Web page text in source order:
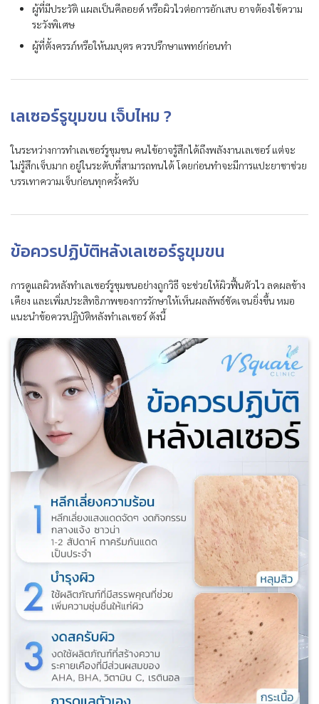
ผู้ที่มีประวัติ แผลเป็นคีลอยด์ หรือผิวไวต่อการอักเสบ อาจต้องใช้ความ
ระวังพิเศษ
ผู้ที่ตั้งครรภ์หรือให้นมบุตร ควรปรึกษาแพทย์ก่อนทำ
เลเซอร์รูขุมขน เจ็บไหม ?
ในระหว่างการทำเลเซอร์รูขุมขน คนไข้อาจรู้สึกได้ถึงพลังงานเลเซอร์ แต่จะ
ไม่รู้สึกเจ็บมาก อยู่ในระดับที่สามารถทนได้ โดยก่อนทำจะมีการแปะยาชาช่วย
บรรเทาความเจ็บก่อนทุกครั้งครับ
ข้อควรปฏิบัติหลังเลเซอร์รูขุมขน
การดูแลผิวหลังทำเลเซอร์รูขุมขนอย่างถูกวิธี จะช่วยให้ผิวฟื้นตัวไว ลดผลข้าง
เคียง และเพิ่มประสิทธิภาพของการรักษาให้เห็นผลลัพธ์ชัดเจนยิ่งขึ้น หมอ
แนะนำข้อควรปฏิบัติหลังทำเลเซอร์ ดังนี้